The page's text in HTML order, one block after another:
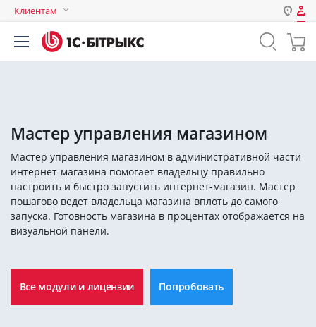
Клиентам
Авторизация
Пароль
Запомнить меня на этом
компьютере
или войдите с помощью
Мастер управления магазином
Мастер управления магазином в административной части
интернет-магазина помогает владельцу правильно
настроить и быстро запустить интернет-магазин. Мастер
пошагово ведет владельца магазина вплоть до самого
запуска. Готовность магазина в процентах отображается на
визуальной панели.
Все модули и лицензии Попробовать